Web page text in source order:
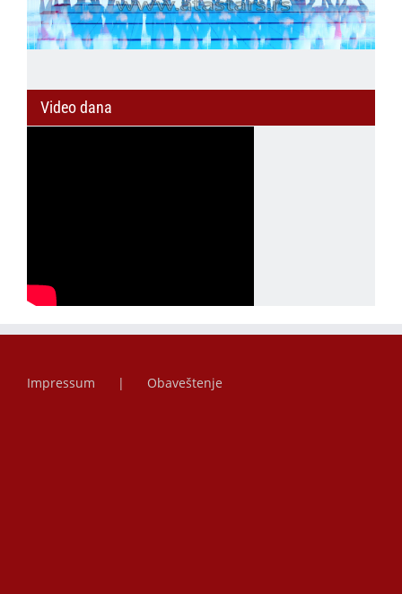
Video dana
Impressum Obaveštenje